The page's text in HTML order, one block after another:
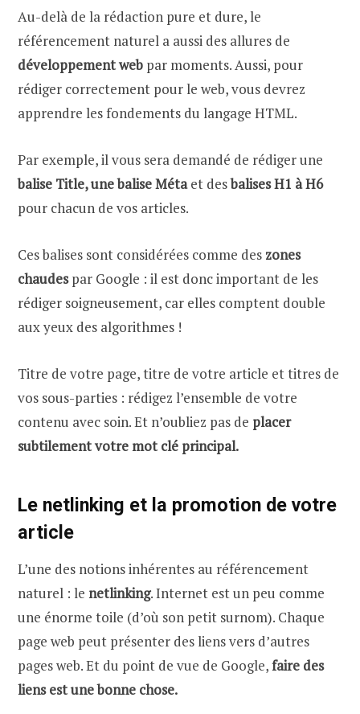
Au-delà de la rédaction pure et dure, le
référencement naturel a aussi des allures de
développement web par moments. Aussi, pour
rédiger correctement pour le web, vous devrez
apprendre les fondements du langage HTML.
Par exemple, il vous sera demandé de rédiger une
balise Title, une balise Métaet desbalises H1 à H6
pour chacun de vos articles.
Ces balises sont considérées comme des zones
chaudespar Google : il est donc important de les
rédiger soigneusement, car elles comptent double
aux yeux des algorithmes !
Titre de votre page, titre de votre article et titres de
vos sous-parties : rédigez l’ensemble de votre
contenu avec soin. Et n’oubliez pas de placer
subtilement votre mot clé principal.
Le netlinking et la promotion de votre
article
L’une des notions inhérentes au référencement
naturel : le netlinking. Internet est un peu comme
une énorme toile (d’où son petit surnom). Chaque
page web peut présenter des liens vers d’autres
pages web. Et du point de vue de Google,faire des
liens est une bonne chose.